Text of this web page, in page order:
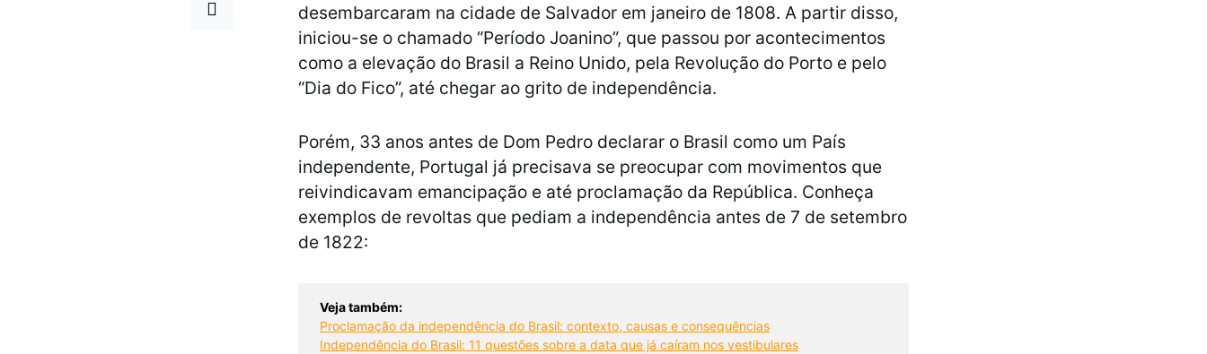
desembarcaram na cidade de Salvador em janeiro de 1808. A partir disso,
iniciou-se o chamado “Período Joanino”, que passou por acontecimentos
como a elevação do Brasil a Reino Unido, pela Revolução do Porto e pelo
“Dia do Fico”, até chegar ao grito de independência.
Porém, 33 anos antes de Dom Pedro declarar o Brasil como um País
independente, Portugal já precisava se preocupar com movimentos que
reivindicavam emancipação e até proclamação da República. Conheça
exemplos de revoltas que pediam a independência antes de 7 de setembro
de 1822:
Veja também:
Proclamação da independência do Brasil: contexto, causas e consequências
Independência do Brasil: 11 questões sobre a data que já caíram nos vestibulares